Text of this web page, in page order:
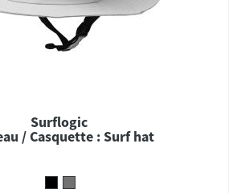
Surflogic
/ Casquette : Surf hat